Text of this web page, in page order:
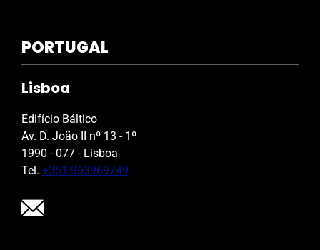
PORTUGAL
Lisboa
Edifício Báltico
Av. D. João II nº 13 - 1º
1990 - 077 - Lisboa
Tel. +351 963969749